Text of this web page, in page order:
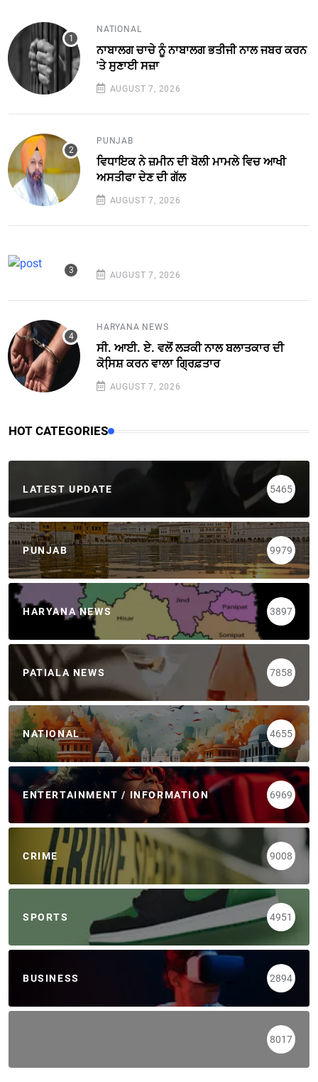
NATIONAL
ਨਾਬਾਲਗ ਚਾਚੇ ਨੂੰ ਨਾਬਾਲਗ ਭਤੀਜੀ ਨਾਲ ਜਬਰ ਕਰਨ
'ਤੇ ਸੁਣਾਈ ਸਜ਼ਾ
AUGUST 7, 2026
PUNJAB
ਵਿਧਾਇਕ ਨੇ ਜ਼ਮੀਨ ਦੀ ਬੋਲੀ ਮਾਮਲੇ ਵਿਚ ਆਖੀ
ਅਸਤੀਫਾ ਦੇਣ ਦੀ ਗੱਲ
AUGUST 7, 2026
AUGUST 7, 2026
HARYANA NEWS
ਸੀ. ਆਈ. ਏ. ਵਲੋਂ ਲੜਕੀ ਨਾਲ ਬਲਾਤਕਾਰ ਦੀ
ਕੋਸਿ਼ਸ਼ ਕਰਨ ਵਾਲਾ ਗ੍ਰਿਫ਼ਤਾਰ
AUGUST 7, 2026
HOT CATEGORIES
LATEST UPDATE 5465
PUNJAB 9979
HARYANA NEWS 3897
PATIALA NEWS 7858
NATIONAL 4655
ENTERTAINMENT / INFORMATION 6969
CRIME 9008
SPORTS 4951
BUSINESS 2894
8017